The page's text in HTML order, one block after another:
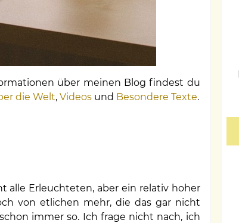
über meinen Blog findest du
die Welt, Videos und Besondere Texte.
alle Erleuchteten, aber ein relativ hoher
von etlichen mehr, die das gar nicht
immer so. Ich frage nicht nach, ich